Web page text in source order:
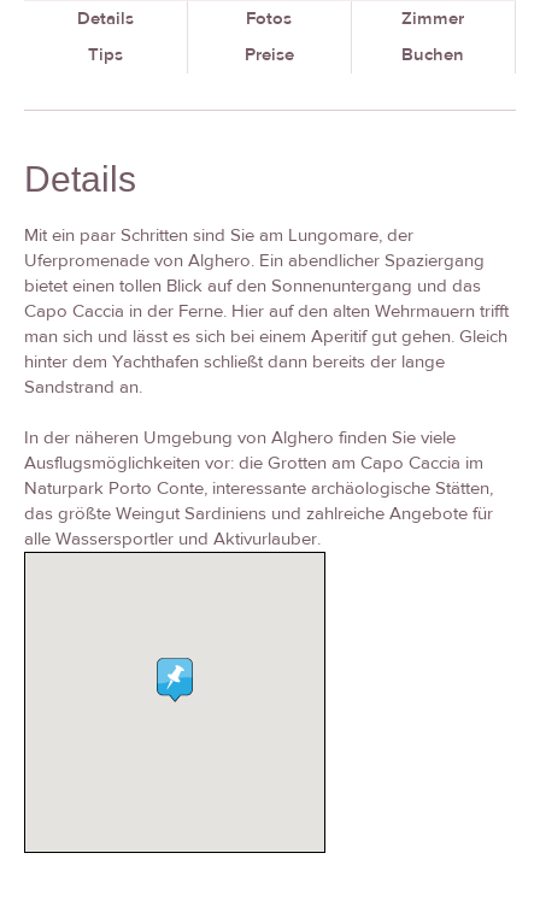
Details Fotos
Zimmer
Tips
Preise Buchen
Details
Mit ein paar Schritten sind Sie am Lungomare, der
Uferpromenade von Alghero. Ein abendlicher Spaziergang
bietet einen tollen Blick auf den Sonnenuntergang und das
Capo Caccia in der Ferne. Hier auf den alten Wehrmauern trifft
man sich und lässt es sich bei einem Aperitif gut gehen. Gleich
hinter dem Yachthafen schließt dann bereits der lange
Sandstrand an.
In der näheren Umgebung von Alghero finden Sie viele
Ausflugsmöglichkeiten vor: die Grotten am Capo Caccia im
Naturpark Porto Conte, interessante archäologische Stätten,
das größte Weingut Sardiniens und zahlreiche Angebote für
alle Wassersportler und Aktivurlauber.